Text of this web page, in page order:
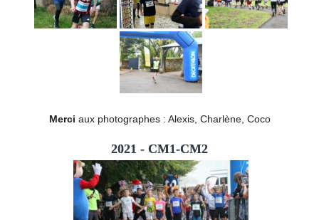
Merci aux photographes : Alexis, Charlène, Coco
2021 - CM1-CM2